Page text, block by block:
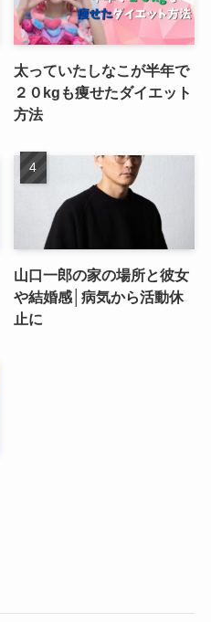
太っていたしなこが半年で
２０kgも痩せたダイエット
方法
山口一郎の家の場所と彼女
や結婚感│病気から活動休
止に